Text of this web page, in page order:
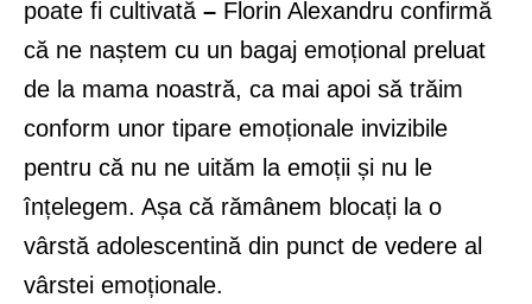
poate fi cultivată – Florin Alexandru confirmă
că ne naștem cu un bagaj emoțional preluat
de la mama noastră, ca mai apoi să trăim
conform unor tipare emoționale invizibile
pentru că nu ne uităm la emoții și nu le
înțelegem. Așa că rămânem blocați la o
vârstă adolescentină din punct de vedere al
vârstei emoționale.